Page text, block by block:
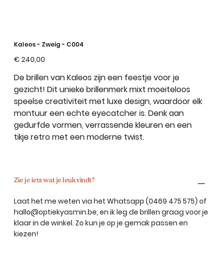
Kaleos - Zweig - C004
Prijs
€ 240,00
De brillen van Kaleos zijn een feestje voor je
gezicht! Dit unieke brillenmerk mixt moeiteloos
speelse creativiteit met luxe design, waardoor elk
montuur een echte eyecatcher is. Denk aan
gedurfde vormen, verrassende kleuren en een
tikje retro met een moderne twist.
Zie je iets wat je leuk vindt?
Laat het me weten via het Whatsapp (0469 475 575) of
hallo@optiekyasmin.be, en ik leg de brillen graag voor je
klaar in de winkel. Zo kun je op je gemak passen en
kiezen!